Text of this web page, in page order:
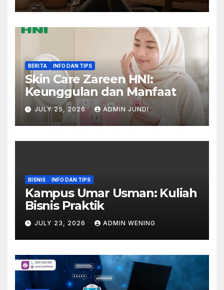
BERITA INFO DAN TIPS
Skin Care Zareen HNI:
Keunggulan dan Manfaat
JULY 25, 2026 ADMIN JUNDI
BISNIS INFO DAN TIPS
Kampus Umar Usman: Kuliah
Bisnis Praktik
JULY 23, 2026 ADMIN WENING